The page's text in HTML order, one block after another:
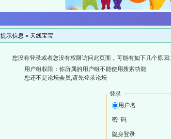
提示信息 » 天线宝宝
您没有登录或者您没有权限访问此页面，可能有如下几个原因:
用户组权限：你所属的用户组不能使用搜索功能
您还不是论坛会员,请先登录论坛
登录
用户名
密 码
隐身登录